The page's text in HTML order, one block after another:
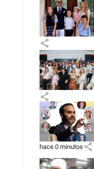
share
share
hace 0 minutos share